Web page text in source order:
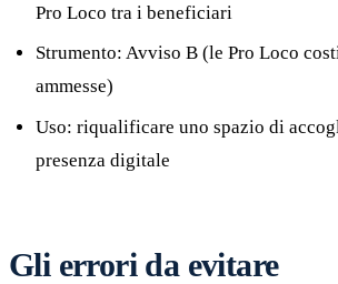
Pro Loco tra i beneficiari
Strumento: Avviso B (le Pro Loco
ammesse)
Uso: riqualificare uno spazio di
presenza digitale
Gli errori da evitare